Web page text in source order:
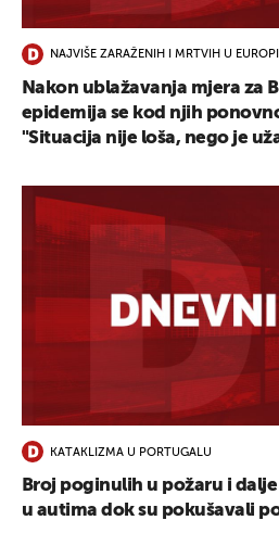
NAJVIŠE ZARAŽENIH I MRTVIH U EUROPI
Nakon ublažavanja mjera za
epidemija se kod njih
"Situacija nije loša, nego je
KATAKLIZMA U PORTUGALU
Broj poginulih u požaru i
u autima dok su pokušavali